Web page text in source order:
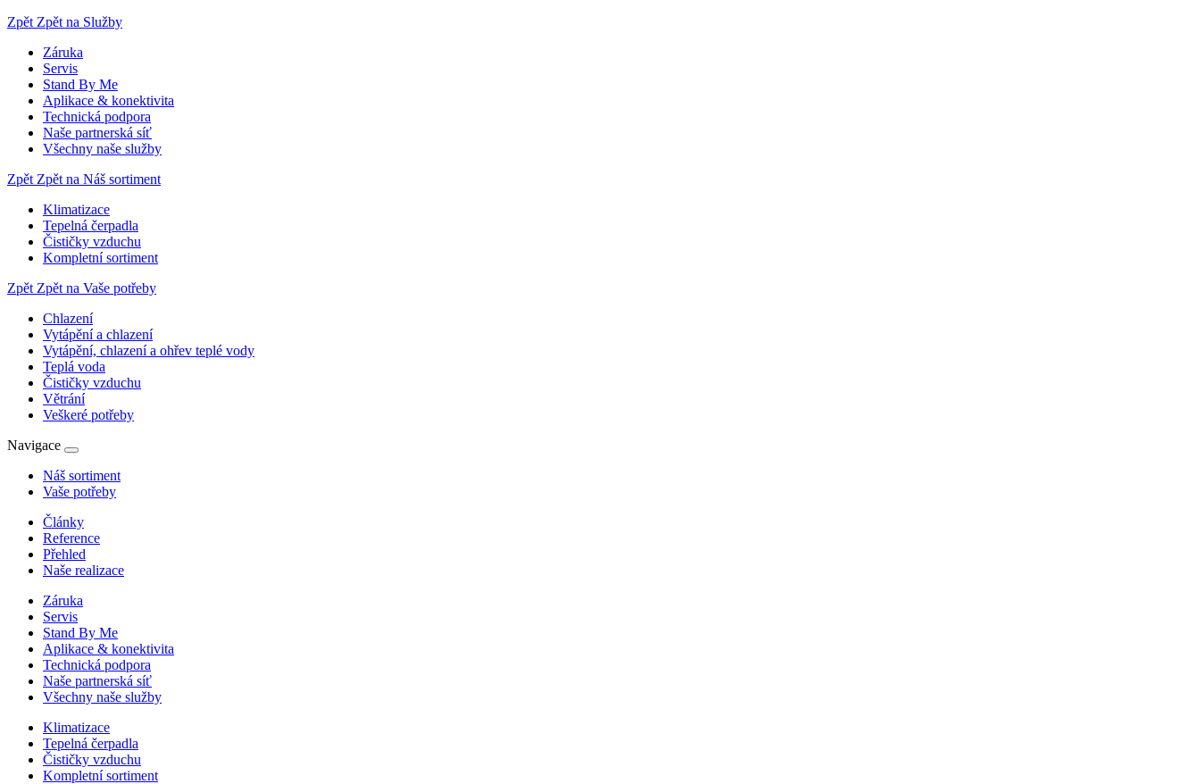
Zpět Zpět na Služby
Záruka
Servis
Stand By Me
Aplikace & konektivita
Technická podpora
Naše partnerská síť
Všechny naše služby
Zpět Zpět na Náš sortiment
Klimatizace
Tepelná čerpadla
Čističky vzduchu
Kompletní sortiment
Zpět Zpět na Vaše potřeby
Chlazení
Vytápění a chlazení
Vytápění, chlazení a ohřev teplé vody
Teplá voda
Čističky vzduchu
Větrání
Veškeré potřeby
Navigace
Náš sortiment
Vaše potřeby
Články
Reference
Přehled
Naše realizace
Záruka
Servis
Stand By Me
Aplikace & konektivita
Technická podpora
Naše partnerská síť
Všechny naše služby
Klimatizace
Tepelná čerpadla
Čističky vzduchu
Kompletní sortiment